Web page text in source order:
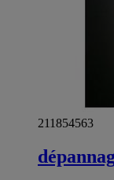
211854563